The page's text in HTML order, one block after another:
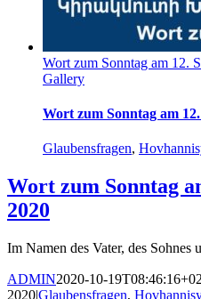
Wort zum Sonntag am 12.
Gallery
Wort zum Sonntag am
Glaubensfragen,
Wort zum Sonntag
2020
Im Namen des Vater, des Sohnes
ADMIN2020-10-
2020|Glaubensfragen,